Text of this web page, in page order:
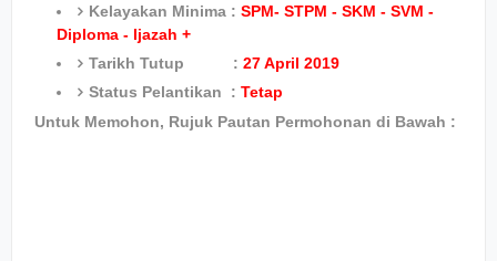
Kelayakan Minima : SPM- STPM - SKM - SVM -
Diploma - Ijazah +
Tarikh Tutup : 27 April 2019
Status Pelantikan : Tetap
Untuk Memohon, Rujuk Pautan Permohonan di Bawah :